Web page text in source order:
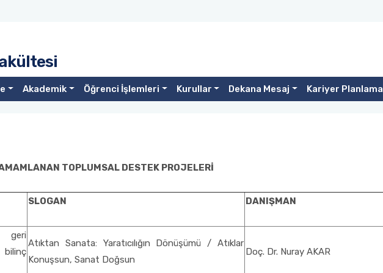
Akademik Öğrenci İşlemleri Kurullar Dekana Mesaj Kariyer Planlama
TOPLUMSAL DESTEK PROJELERİ
SLOGAN DANIŞMAN
geri
Atıktan Sanata: Yaratıcılığın Dönüşümü / Atıklar
Konuşsun, Sanat Doğsun
Doç. Dr. Nuray AKAR